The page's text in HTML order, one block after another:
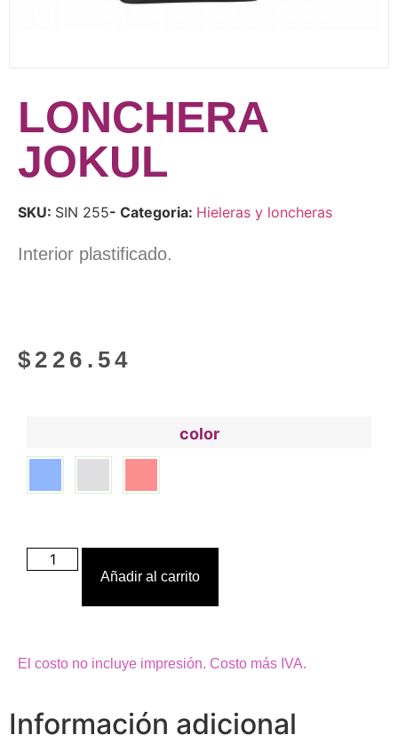
LONCHERA
JOKUL
SKU: SIN 255- Categoria: Hieleras y loncheras
Interior plastificado.
$ 226.54
color
Añadir al carrito
El costo no incluye impresión. Costo más IVA.
Información adicional